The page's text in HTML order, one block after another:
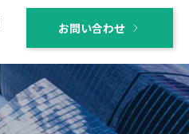
お問い合わせ